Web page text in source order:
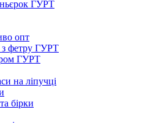
ГУРТ
опт
з фетру ГУРТ
ГУРТ
на ліпучці
бірки